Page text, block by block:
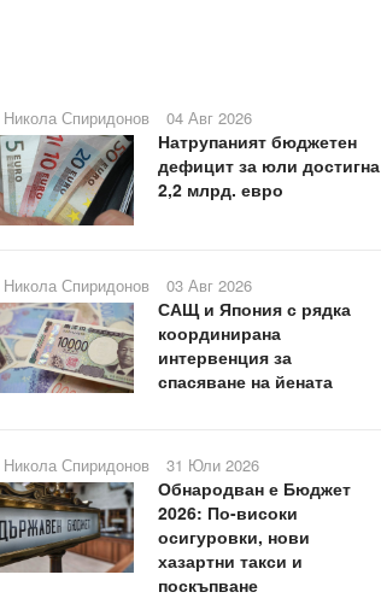
Никола Спиридонов 04 Авг 2026
Натрупаният бюджетен
дефицит за юли достигна
2,2 млрд. евро
Никола Спиридонов 03 Авг 2026
САЩ и Япония с рядка
координирана
интервенция за
спасяване на йената
Никола Спиридонов 31 Юли 2026
Обнародван е Бюджет
2026: По-високи
осигуровки, нови
хазартни такси и
поскъпване